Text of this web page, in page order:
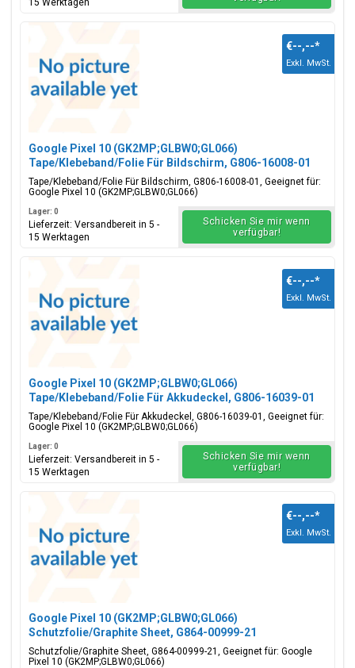
15 Werktagen
Google Pixel 10 (GK2MP;GLBW0;GL066)
Tape/Klebeband/Folie Für Bildschirm, G806-16008-01
Tape/Klebeband/Folie Für Bildschirm, G806-16008-01, Geeignet für:
Google Pixel 10 (GK2MP;GLBW0;GL066)
€--,--*
Exkl. MwSt.
Lager: 0
Lieferzeit: Versandbereit in 5 -
15 Werktagen
Schicken Sie mir wenn
verfügbar!
Google Pixel 10 (GK2MP;GLBW0;GL066)
Tape/Klebeband/Folie Für Akkudeckel, G806-16039-01
Tape/Klebeband/Folie Für Akkudeckel, G806-16039-01, Geeignet für:
Google Pixel 10 (GK2MP;GLBW0;GL066)
€--,--*
Exkl. MwSt.
Lager: 0
Lieferzeit: Versandbereit in 5 -
15 Werktagen
Schicken Sie mir wenn
verfügbar!
Google Pixel 10 (GK2MP;GLBW0;GL066)
Schutzfolie/Graphite Sheet, G864-00999-21
Schutzfolie/Graphite Sheet, G864-00999-21, Geeignet für: Google
Pixel 10 (GK2MP;GLBW0;GL066)
€--,--*
Exkl. MwSt.